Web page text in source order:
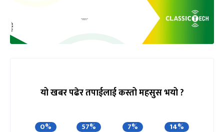
यो खबर पढेर तपाईलाई कस्तो महसुस भयो ?
0% 57% 7% 14%